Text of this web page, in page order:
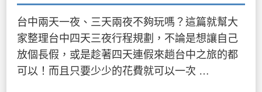
台中兩天一夜、三天兩夜不夠玩嗎？這篇就幫大
家整理台中四天三夜行程規劃，不論是想讓自己
放個長假，或是趁著四天連假來趟台中之旅的都
可以！而且只要少少的花費就可以一次 …